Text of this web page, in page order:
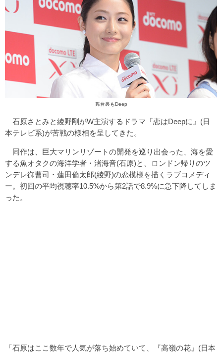
舞台裏もDeep
石原さとみと綾野剛がW主演するドラマ『恋はDeepに』(日
本テレビ系)が苦戦の様相を呈してきた。
同作は、巨大マリンリゾートの開発を巡り出会った、海を愛
する魚オタクの海洋学者・渚海音(石原)と、ロンドン帰りのツ
ンデレ御曹司・蓮田倫太郎(綾野)の恋模様を描くラブコメディ
ー。初回の平均視聴率10.5%から第2話で8.9%に急下降してしま
った。
「石原はここ数年で人気が落ち始めていて、『高嶺の花』(日本